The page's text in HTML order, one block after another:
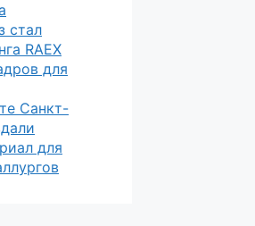
стал
RAEX
для
Санкт-
для